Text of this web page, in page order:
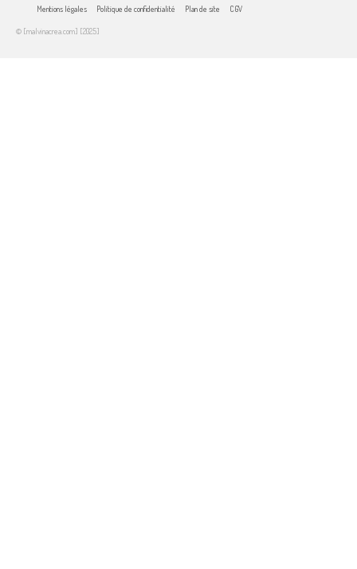
Mentions légales Politique de confidentialité Plan de site CGV
© [malvinacrea.com] [2025]